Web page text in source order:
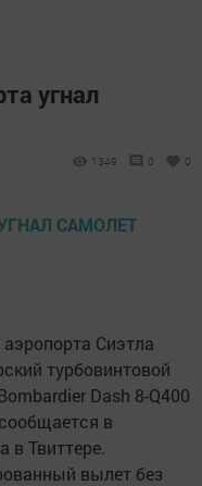
угнал
1349 0 0
Сиэтла
турбовинтовой
Dash 8-Q400
в
в Твиттере.
вылет без